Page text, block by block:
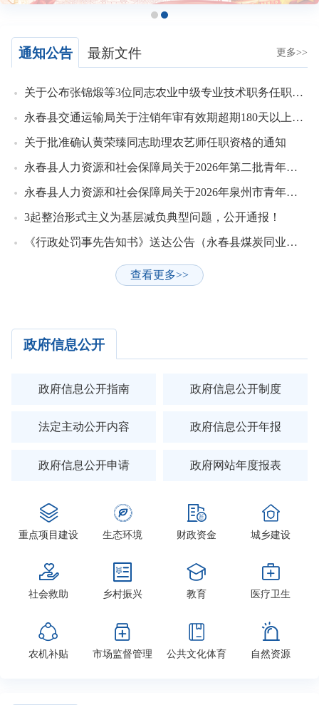
更多>>
通知公告 最新文件
关于公布张锦煅等3位同志农业中级专业技术职务任职资格的通知
永春县交通运输局关于注销年审有效期超期180天以上货运车辆《道路运输证》的通告
关于批准确认黄荣臻同志助理农艺师任职资格的通知
永春县人力资源和社会保障局关于2026年第二批青年就业见习补贴核准情况的公示
永春县人力资源和社会保障局关于2026年泉州市青年人才生活补贴（第四批）的公示
3起整治形式主义为基层减负典型问题，公开通报！
《行政处罚事先告知书》送达公告（永春县煤炭同业公会）
查看更多>>
政府信息公开
政府信息公开指南 政府信息公开制度
法定主动公开内容 政府信息公开年报
政府信息公开申请 政府网站年度报表

重点项目建设

生态环境

财政资金

城乡建设

社会救助

乡村振兴

教育

医疗卫生

农机补贴

市场监督管理

公共文化体育

自然资源